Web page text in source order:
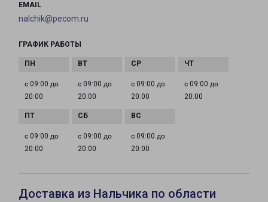
EMAIL
nalchik@pecom.ru
ГРАФИК РАБОТЫ
с 09:00 до
20:00
с 09:00 до
20:00
с 09:00 до
20:00
с 09:00 до
20:00
с 09:00 до
20:00
с 09:00 до
20:00
с 09:00 до
20:00
Доставка из Нальчика по области